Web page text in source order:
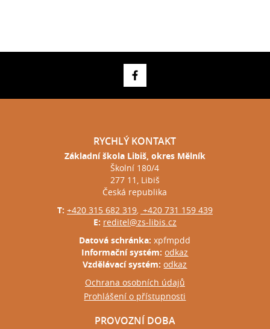
RYCHLÝ KONTAKT
Základní škola Libiš, okres Mělník
Školní 180/4
277 11, Libiš
Česká republika
T: +420 315 682 319, +420 731 159 439
E: reditel@zs-libis.cz
Datová schránka:xpfmpdd
Informační systém:odkaz
Vzdělávací systém:odkaz
Ochrana osobních údajů
Prohlášení o přístupnosti
PROVOZNÍ DOBA